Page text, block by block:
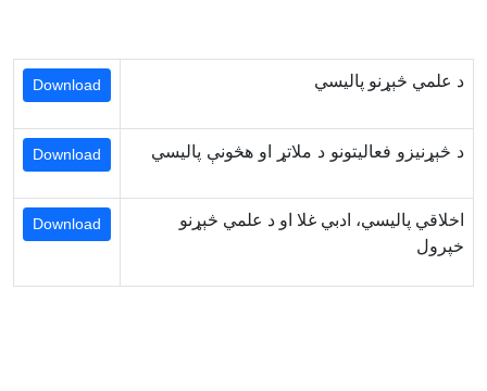
د علمي څېړنو پالیسي Download
د څېړنیزو فعالیتونو د ملاتړ او هڅونې پالیسي Download
اخلاقي پالیسي، ادبي غلا او د علمي څېړنو
خپرول
Download